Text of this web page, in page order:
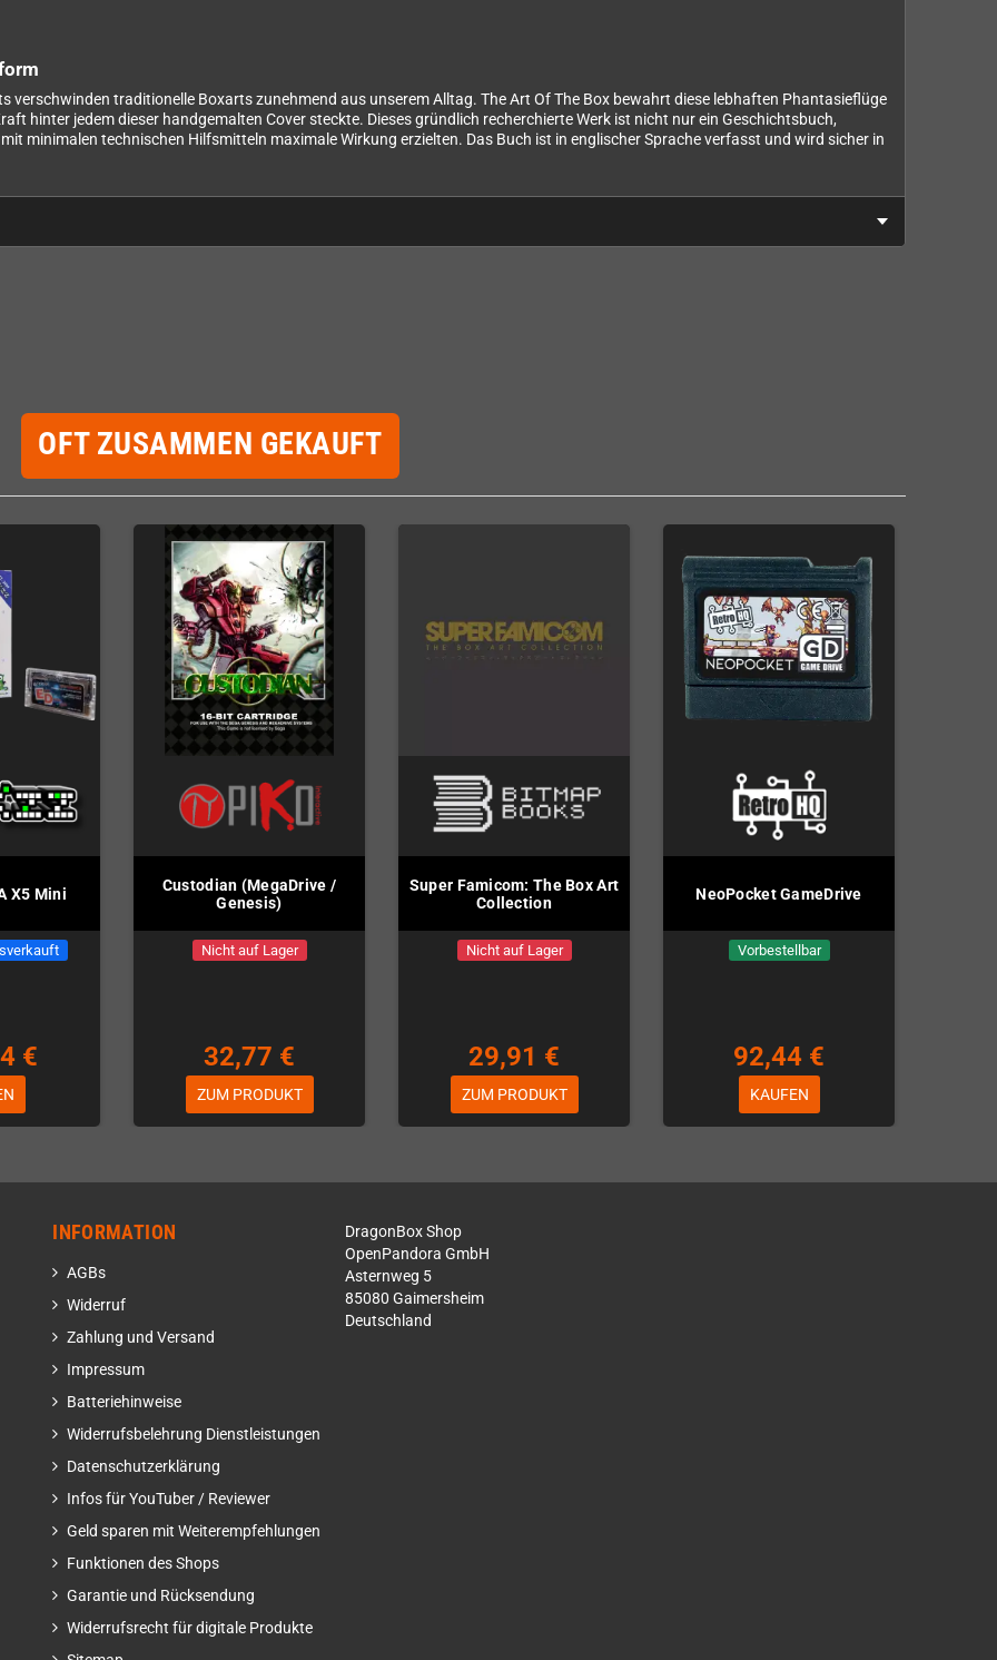
verschwinden traditionelle Boxarts zunehmend aus unserem Alltag. The Art Of The Box bewahrt diese lebhaften Phantasieflüge
hinter jedem dieser handgemalten Cover steckte. Dieses gründlich recherchierte Werk ist nicht nur ein Geschichtsbuch,
minimalen technischen Hilfsmitteln maximale Wirkung erzielten. Das Buch ist in englischer Sprache verfasst und wird sicher in
OFT ZUSAMMEN GEKAUFT
X5 Mini
€
Custodian (MegaDrive /
Genesis)
Nicht auf Lager
32,77 €
ZUM PRODUKT
Super Famicom: The Box Art
Collection
Nicht auf Lager
29,91 €
ZUM PRODUKT
NeoPocket GameDrive
Vorbestellbar
92,44 €
KAUFEN
INFORMATION
AGBs
Widerruf
Zahlung und Versand
Impressum
Batteriehinweise
Widerrufsbelehrung Dienstleistungen
Datenschutzerklärung
Infos für YouTuber / Reviewer
Geld sparen mit Weiterempfehlungen
Funktionen des Shops
Garantie und Rücksendung
Widerrufsrecht für digitale Produkte
DragonBox Shop
OpenPandora GmbH
Asternweg 5
85080 Gaimersheim
Deutschland